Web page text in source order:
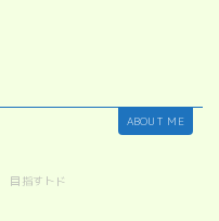
ABOUT ME
目指すトド